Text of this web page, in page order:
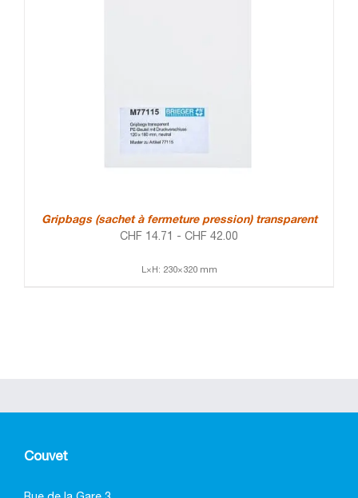
Gripbags (sachet à fermeture pression) transparent
CHF 14.71 - CHF 42.00
L×H: 230×320 mm
Couvet